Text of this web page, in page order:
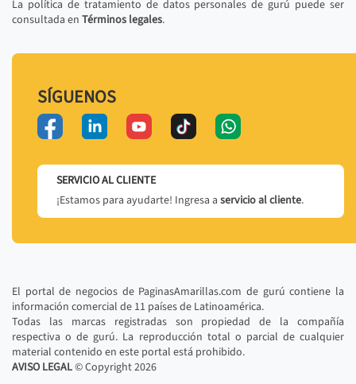
La política de tratamiento de datos personales de gurú puede ser
consultada en Términos legales.
SÍGUENOS
SERVICIO AL CLIENTE
¡Estamos para ayudarte! Ingresa a servicio al cliente.
El portal de negocios de PaginasAmarillas.com de gurú contiene la
información comercial de 11 países de Latinoamérica.
Todas las marcas registradas son propiedad de la compañía
respectiva o de gurú. La reproducción total o parcial de cualquier
material contenido en este portal está prohibido.
AVISO LEGAL© Copyright2026